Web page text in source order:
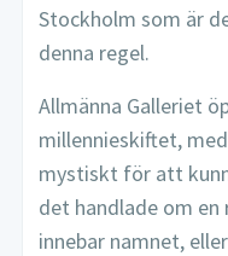
Stockholm som är
denna regel.
Allmänna Galleriet
millennieskiftet,
mystiskt för att
det handlade om en
innebar namnet,